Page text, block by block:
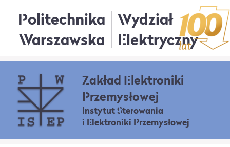
Politechnika
Warszawska
Wydział
Elektryczny
Zakład Elektroniki
Przemysłowej
Instytut Sterowania
i Elektroniki Przemysłowej